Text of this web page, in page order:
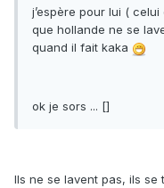
j’espère pour lui (
que hollande ne se
quand il fait kaka
ok je sors ... []
Ils ne se lavent pas, ils